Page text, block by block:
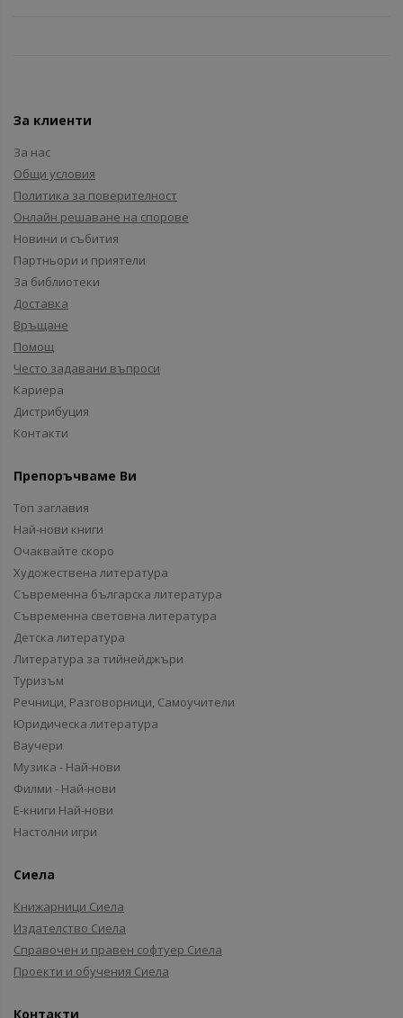
За клиенти
За нас
Общи условия
Политика за поверителност
Онлайн решаване на спорове
Новини и събития
Партньори и приятели
За библиотеки
Доставка
Връщане
Помощ
Често задавани въпроси
Кариера
Дистрибуция
Контакти
Препоръчваме Ви
Топ заглавия
Най-нови книги
Очаквайте скоро
Художествена литература
Съвременна българска литература
Съвременна световна литература
Детска литература
Литература за тийнейджъри
Туризъм
Речници, Разговорници, Самоучители
Юридическа литература
Ваучери
Музика - Най-нови
Филми - Най-нови
Е-книги Най-нови
Настолни игри
Сиела
Книжарници Сиела
Издателство Сиела
Справочен и правен софтуер Сиела
Проекти и обучения Сиела
Контакти